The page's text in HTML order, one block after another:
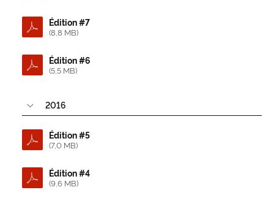
Édition #7
(8,8 MB)
Édition #6
(5,5 MB)
2016
Édition #5
(7,0 MB)
Édition #4
(9,6 MB)